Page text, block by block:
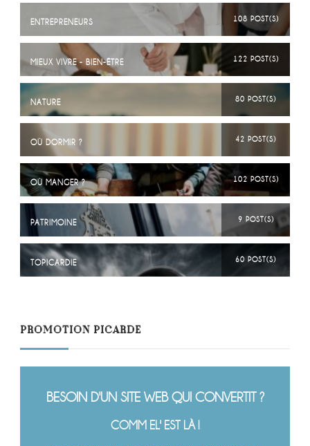
ENTREPRENEURS 108 POST(S)
MIEUX VIVRE - BIEN-ÊTRE 122 POST(S)
NATURE 80 POST(S)
OÙ DORMIR ? 42 POST(S)
OÙ MANGER ? 102 POST(S)
PATRIMOINE 9 POST(S)
TOPICARDIE 60 POST(S)
PROMOTION PICARDE
BESOIN D'UN SITE WEB QUI CONVERTIT ?
COMM EL' EST LÀ !